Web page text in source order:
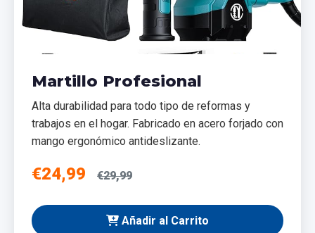
Martillo Profesional
Alta durabilidad para todo tipo de reformas y
trabajos en el hogar. Fabricado en acero forjado con
mango ergonómico antideslizante.
€24,99 €29,99
Añadir al Carrito